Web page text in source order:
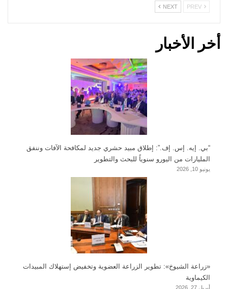
NEXT
أخر الأخبار
“بي. إيه. إس. إف.”: إطلاق مبيد حشري جديد لمكافحة الآفات وننفق
المليارات من اليورو سنوياً للبحث والتطوير
يونيو 10, 2026
«زراعة الشيوخ»: تطوير الزراعة العضوية وتخفيض إستهلاك المبيدات
الكيماوية
أبريل 27, 2026